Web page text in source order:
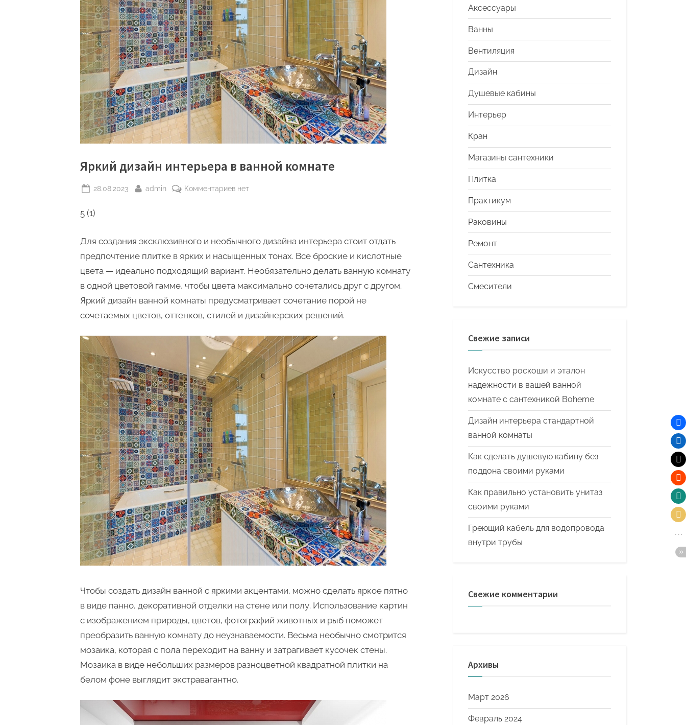
Яркий дизайн интерьера в ванной комнате
Posted
28.08.2023 By
admin Комментариевк
интерьера
нет
5 (1)
Для создания эксклюзивного и необычного дизайна интерьера стоит отдать
предпочтение плитке в ярких и насыщенных тонах. Все броские и кислотные
цвета — идеально подходящий вариант. Необязательно делать ванную комнату
в одной цветовой гамме, чтобы цвета максимально сочетались друг с другом.
Яркий дизайн ванной комнаты предусматривает сочетание порой не
сочетаемых цветов, оттенков, стилей и дизайнерских решений.
Чтобы создать дизайн ванной с яркими акцентами, можно сделать яркое пятно
в виде панно, декоративной отделки на стене или полу. Использование картин
с изображением природы, цветов, фотографий животных и рыб поможет
преобразить ванную комнату до неузнаваемости. Весьма необычно смотрится
мозаика, которая с пола переходит на ванну и затрагивает кусочек стены.
Мозаика в виде небольших размеров разноцветной квадратной плитки на
белом фоне выглядит экстравагантно.
Аксессуары
Ванны
Вентиляция
Дизайн
Душевые кабины
Интерьер
Кран
Магазины сантехники
Плитка
Практикум
Раковины
Ремонт
Сантехника
Смесители
Свежие записи
Искусство роскоши и эталон
надежности в вашей ванной
комнате с сантехникой Boheme
Дизайн интерьера стандартной
ванной комнаты
Как сделать душевую кабину без
поддона своими руками
Как правильно установить унитаз
своими руками
Греющий кабель для водопровода
внутри трубы
Свежие комментарии
Архивы
Март 2026
Февраль 2024